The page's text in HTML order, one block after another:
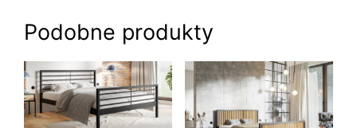
Podobne produkty